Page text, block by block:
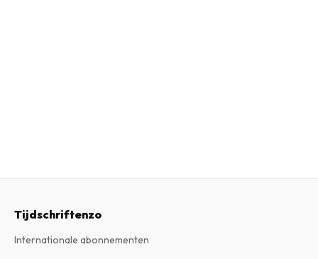
Tijdschriftenzo
Internationale abonnementen